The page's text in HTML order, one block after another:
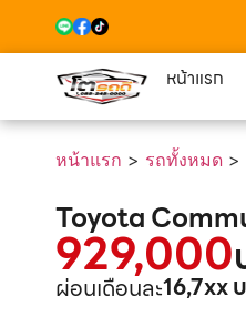
หน้าแรก
หน้าแรก > รถทั้งหมด >
Toyota
929,000
ผ่อนเดือนละ16,7xx